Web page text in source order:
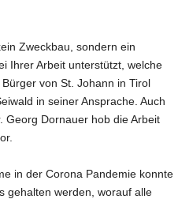
Zweckbau, sondern ein
Ihrer Arbeit unterstützt, welche
von St. Johann in Tirol
in seiner Ansprache. Auch
Georg Dornauer hob die Arbeit
in der Corona Pandemie konnte
gehalten werden, worauf alle